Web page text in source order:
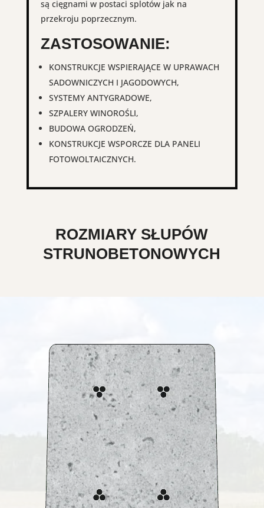
są cięgnami w postaci splotów jak na
przekroju poprzecznym.
ZASTOSOWANIE:
KONSTRUKCJE WSPIERAJĄCE W UPRAWACH
SADOWNICZYCH I JAGODOWYCH,
SYSTEMY ANTYGRADOWE,
SZPALERY WINOROŚLI,
BUDOWA OGRODZEŃ,
KONSTRUKCJE WSPORCZE DLA PANELI
FOTOWOLTAICZNYCH.
ROZMIARY SŁUPÓW
STRUNOBETONOWYCH